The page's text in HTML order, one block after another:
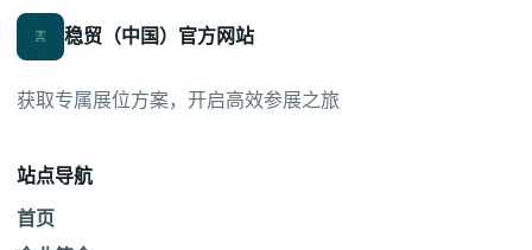
稳贸（中国）官方网站
获取专属展位方案，开启高效参展之旅
站点导航
首页